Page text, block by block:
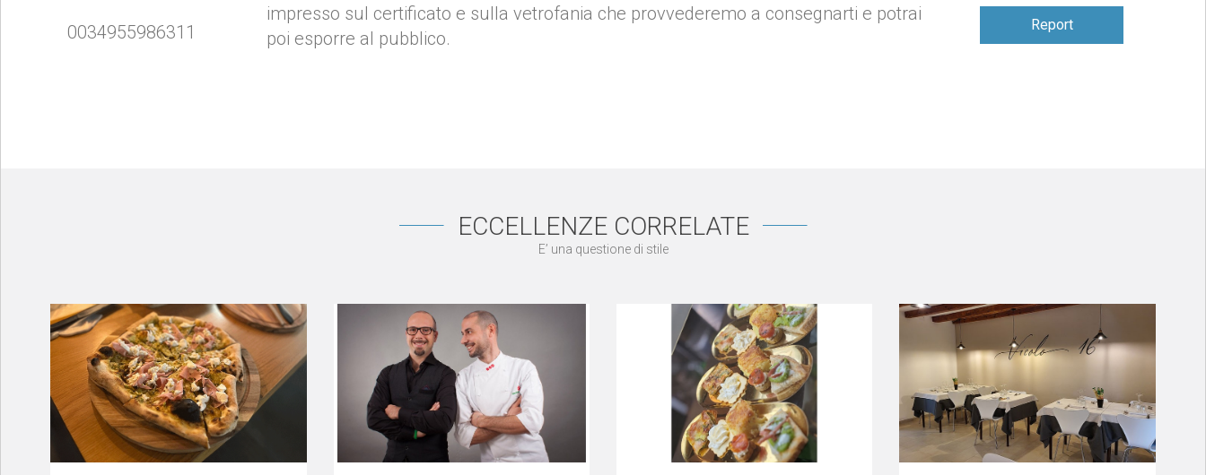
impresso sul certificato e sulla vetrofania che provvederemo a consegnarti e potrai
poi esporre al pubblico.
0034955986311 Report
ECCELLENZE CORRELATE
E’ una questione di stile